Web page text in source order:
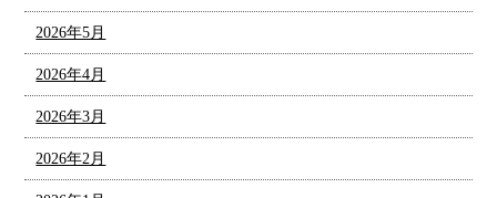
2026年5月
2026年4月
2026年3月
2026年2月